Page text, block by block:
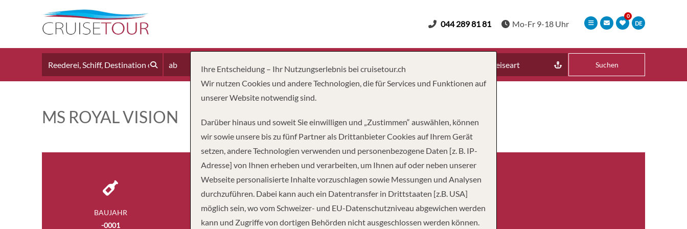
DE
044 289 81 81 Mo-Fr 9-18 Uhr
ab Erwachsene Kinder Reiseart Suchen
MS ROYAL VISION
BAUJAHR
-0001
Ihre Entscheidung – Ihr Nutzungserlebnis bei cruisetour.ch
Wir nutzen Cookies und andere Technologien, die für Services und Funktionen auf
unserer Website notwendig sind.
Darüber hinaus und soweit Sie einwilligen und „Zustimmen“ auswählen, können
wir sowie unsere bis zu fünf Partner als Drittanbieter Cookies auf Ihrem Gerät
setzen, andere Technologien verwenden und personenbezogene Daten [z. B. IP-
Adresse] von Ihnen erheben und verarbeiten, um Ihnen auf oder neben unserer
Webseite personalisierte Inhalte vorzuschlagen sowie Messungen und Analysen
durchzuführen. Dabei kann auch ein Datentransfer in Drittstaaten [z.B. USA]
möglich sein, wo vom Schweizer- und EU-Datenschutzniveau abgewichen werden
kann und Zugriffe von dortigen Behörden nicht ausgeschlossen werden können.